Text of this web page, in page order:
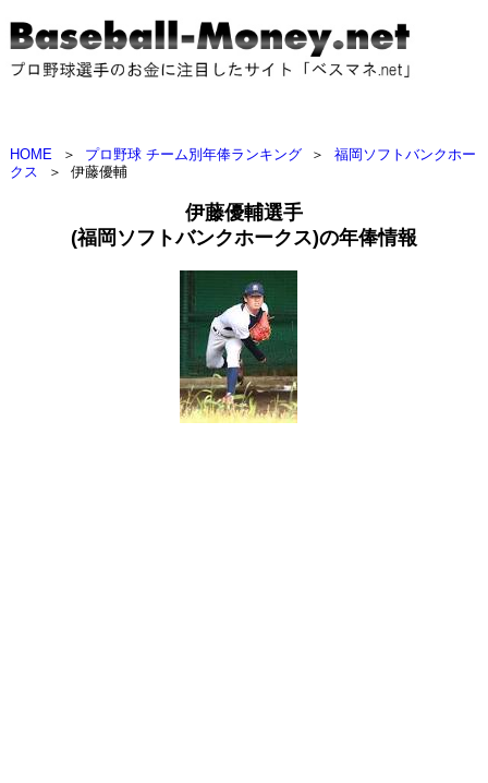
HOME ＞ プロ野球 チーム別年俸ランキング ＞
福岡ソフトバンクホー
クス
＞ 伊藤優輔
伊藤優輔選手
(福岡ソフトバンクホークス)の年俸情報